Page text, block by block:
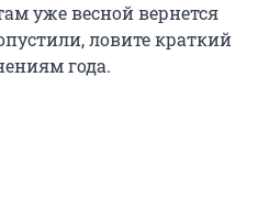
уже весной вернется
ловите краткий
года.